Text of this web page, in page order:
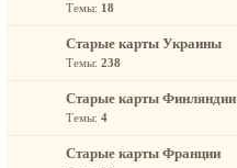
Темы: 18
Старые карты Украины
Темы: 238
Старые карты Финляндии
Темы: 4
Старые карты Франции